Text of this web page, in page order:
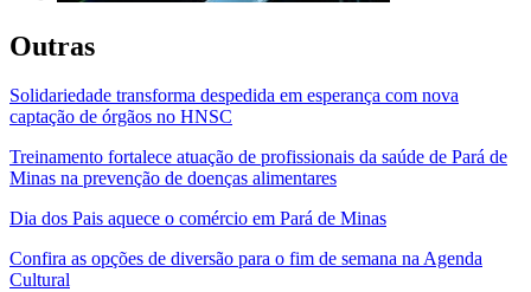
Outras
Solidariedade transforma despedida em esperança com nova
captação de órgãos no HNSC
Treinamento fortalece atuação de profissionais da saúde de Pará de
Minas na prevenção de doenças alimentares
Dia dos Pais aquece o comércio em Pará de Minas
Confira as opções de diversão para o fim de semana na Agenda
Cultural